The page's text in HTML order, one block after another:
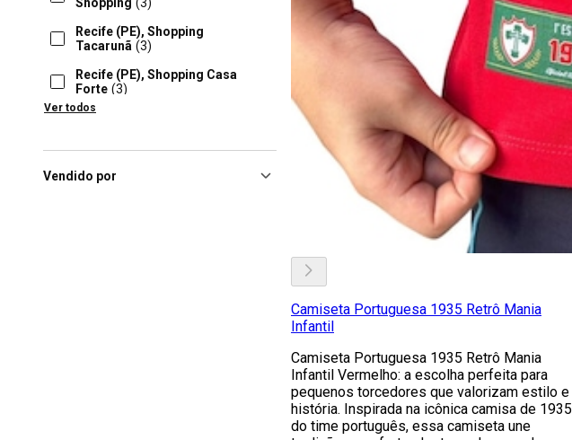
Recife (PE), Shopping
Tacarunã (3)
Recife (PE), Shopping Casa
Forte (3)
Rio De Janeiro (RJ), Shopping
Araçatuva
Ver todos
Vendido por
Camiseta Portuguesa 1935 Retrô Mania
Infantil
Camiseta Portuguesa 1935 Retrô Mania
Infantil Vermelho: a escolha perfeita para
pequenos torcedores que valorizam estilo e
história. Inspirada na icônica camisa de 1935
do time português, essa camiseta une